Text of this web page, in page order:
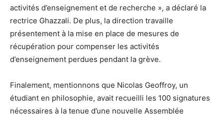
activités d’enseignement et de recherche », a déclaré la
rectrice Ghazzali. De plus, la direction travaille
présentement à la mise en place de mesures de
récupération pour compenser les activités
d’enseignement perdues pendant la grève.
Finalement, mentionnons que Nicolas Geoffroy, un
étudiant en philosophie, avait recueilli les 100 signatures
nécessaires à la tenue d’une nouvelle Assemblée